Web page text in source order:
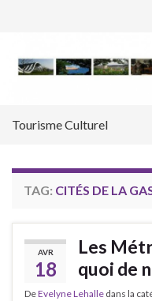
Tourisme Culturel
TAG: CITÉS DE LA
AVR
18
Les
quoi de
DeEvelyne Lehalle dans la